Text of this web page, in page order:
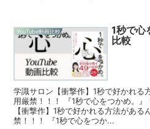
YouTube動画比較
1秒で心
比較
学識サロン【衝撃作】1秒で好かれる
用厳禁！！！ 『1秒で心をつかめ。
【衝撃作】1秒で好かれる方法があ
禁！！！ 『1秒で心をつか...